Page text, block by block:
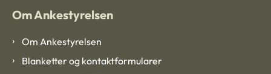
Om Ankestyrelsen
Om Ankestyrelsen
Blanketter og kontaktformularer